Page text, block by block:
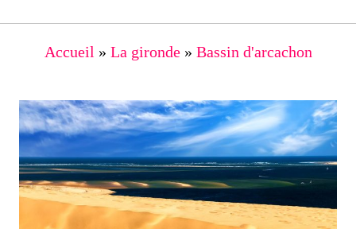
Accueil » La gironde» Bassin d'arcachon